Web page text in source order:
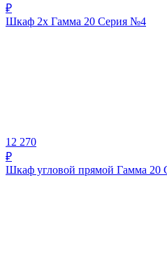
₽
Шкаф 2х Гамма 20 Серия №4
12 270
₽
Шкаф угловой прямой Гамма 20